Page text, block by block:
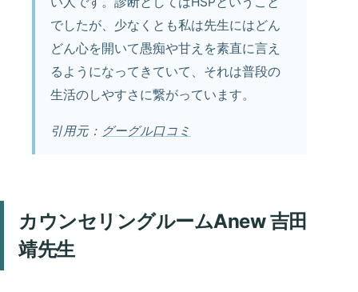
でしたが、少なくとも私は先生にはどん
どん心を開いて愚痴や甘えを素直に言え
るようになってきていて、それは普段の
生活のしやすさに繋がっています。
引用元： グーグル口コミ
カウンセリングルームAnew 吉田
靖先生